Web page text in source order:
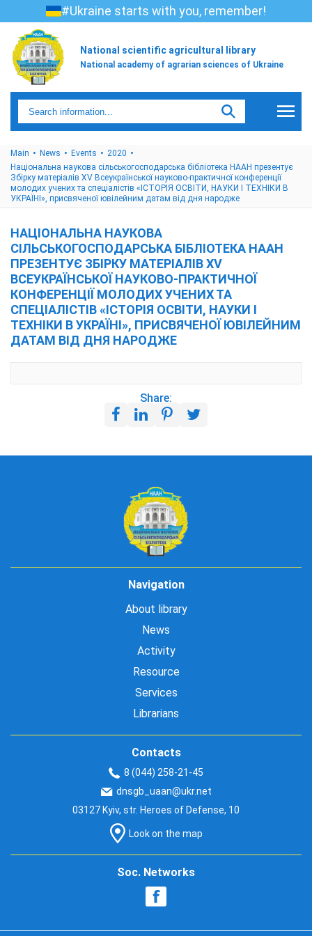
#Ukraine starts with you, remember!
National scientific agricultural library
National academy of agrarian sciences of Ukraine
Main News Events
2020
Національна наукова сільськогосподарська бібліотека НААН презентує
Збірку матеріалів ХV Всеукраїнської науково-практичної конференції
молодих учених та спеціалістів «ІСТОРІЯ ОСВІТИ, НАУКИ І ТЕХНІКИ В
УКРАЇНІ», присвяченої ювілейним датам від дня народже
НАЦІОНАЛЬНА НАУКОВА
СІЛЬСЬКОГОСПОДАРСЬКА БІБЛІОТЕКА НААН
ПРЕЗЕНТУЄ ЗБІРКУ МАТЕРІАЛІВ ХV
ВСЕУКРАЇНСЬКОЇ НАУКОВО-ПРАКТИЧНОЇ
КОНФЕРЕНЦІЇ МОЛОДИХ УЧЕНИХ ТА
СПЕЦІАЛІСТІВ «ІСТОРІЯ ОСВІТИ, НАУКИ І
ТЕХНІКИ В УКРАЇНІ», ПРИСВЯЧЕНОЇ ЮВІЛЕЙНИМ
ДАТАМ ВІД ДНЯ НАРОДЖЕ
Share:
Navigation
About library
News
Activity
Resource
Services
Librarians
Contacts
8 (044) 258-21-45
dnsgb_uaan@ukr.net
03127 Kyiv, str. Heroes of Defense, 10
Look on the map
Soc. Networks